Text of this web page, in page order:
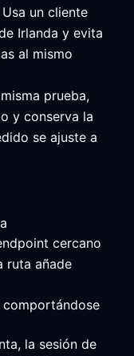
Usa un cliente
Irlanda y evita
al mismo
prueba,
y conserva la
se ajuste a
cercano
ruta añade
comportándose
la sesión de